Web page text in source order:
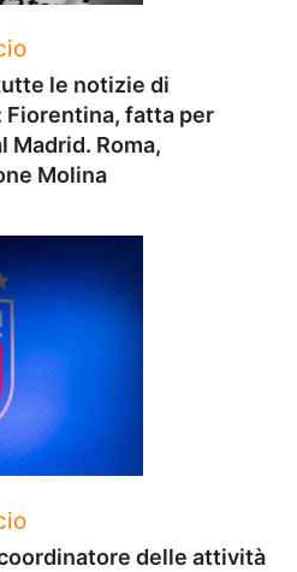
le notizie di
Fiorentina, fatta per
Madrid. Roma,
Molina
delle attività